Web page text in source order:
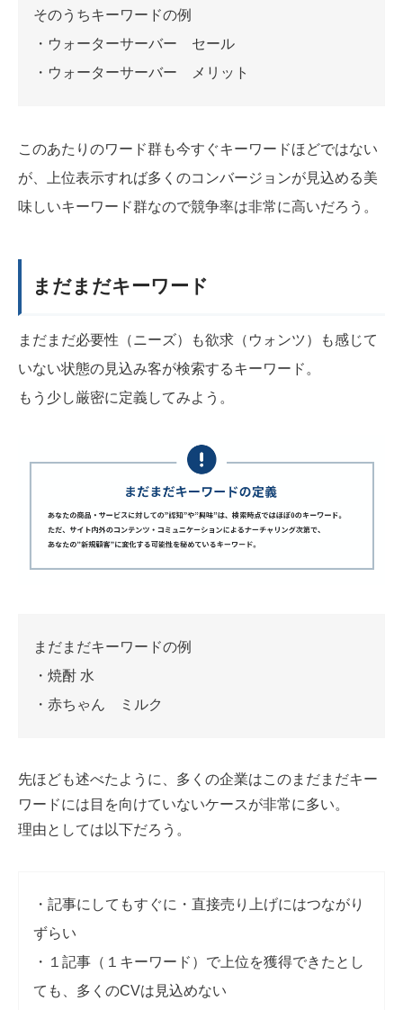
そのうちキーワードの例
・ウォーターサーバー セール
・ウォーターサーバー メリット
このあたりのワード群も今すぐキーワードほどではない
が、上位表示すれば多くのコンバージョンが見込める美
味しいキーワード群なので競争率は非常に高いだろう。
まだまだキーワード
まだまだ必要性（ニーズ）も欲求（ウォンツ）も感じて
いない状態の見込み客が検索するキーワード。
もう少し厳密に定義してみよう。
まだまだキーワードの例
・焼酎 水
・赤ちゃん ミルク
先ほども述べたように、多くの企業はこのまだまだキー
ワードには目を向けていないケースが非常に多い。
理由としては以下だろう。
・記事にしてもすぐに・直接売り上げにはつながり
ずらい
・１記事（１キーワード）で上位を獲得できたとし
ても、多くのCVは見込めない